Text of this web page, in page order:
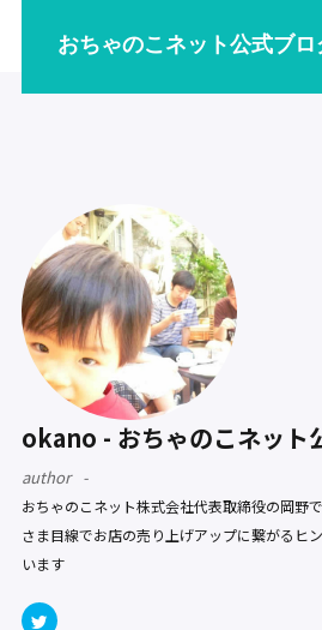
おちゃのこネット公式ブロ
okano - おちゃのこネット
author
おちゃのこネット株式会社代表取締役の岡野
さま目線でお店の売り上げアップに繋がるヒ
います